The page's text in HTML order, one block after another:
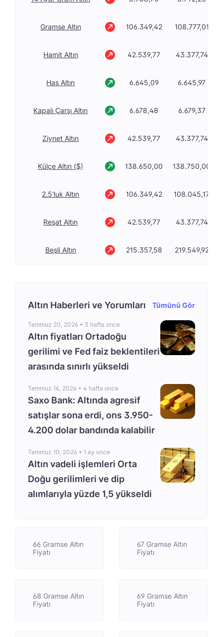
Gramse Altın 106.349,42 108.777,01
Hamit Altın 42.539,77 43.377,74
Has Altın 6.645,09 6.645,97
Kapalı Çarşı Altın 6.678,48 6.679,37
Ziynet Altın 42.539,77 43.377,74
Külçe Altın ($) 138.650,00 138.750,00
2.5'luk Altın 106.349,42 108.045,17
Reşat Altın 42.539,77 43.377,74
Beşli Altın 215.357,58 219.549,92
Altın Haberleri ve Yorumları Tümünü Gör
Temmuz 20, 2026 • 3 hafta once
Altın fiyatları Ortadoğu
gerilimi ve Fed faiz beklentileri
arasında sınırlı yükseldi
Temmuz 16, 2026 • 4 hafta once
Saxo Bank: Altında agresif
satışlar sona erdi, ons 3.950-
4.200 dolar bandında kalabilir
Temmuz 10, 2026 • 1 ay once
Altın vadeli işlemleri Orta
Doğu gerilimleri ve dip
alımlarıyla yüzde 1,5 yükseldi
66 Gramse Altın
Fiyatı
67 Gramse Altın
Fiyatı
68 Gramse Altın
Fiyatı
69 Gramse Altın
Fiyatı